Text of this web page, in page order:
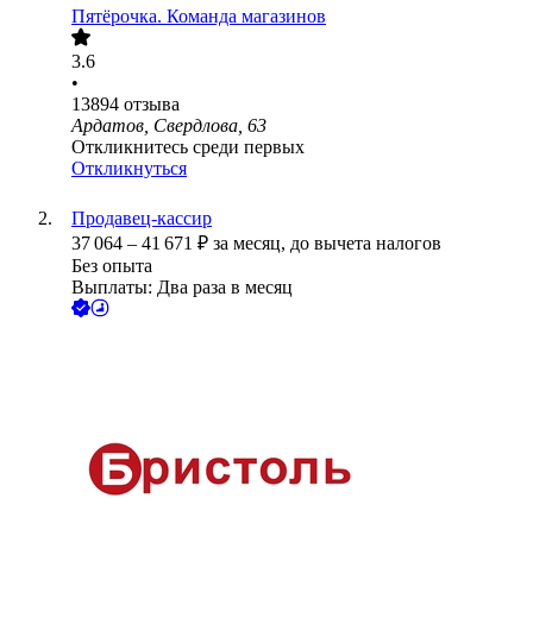
Пятёрочка. Команда магазинов
3.6
•
13894 отзыва
Ардатов, Свердлова, 63
Откликнитесь среди первых
Откликнуться
Продавец-кассир
37 064 – 41 671 ₽ за месяц, до вычета налогов
Без опыта
Выплаты: Два раза в месяц